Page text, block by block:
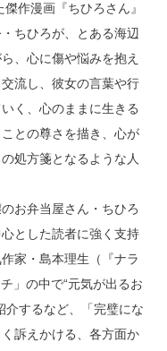
作漫画『ちひろさん』
ちひろが、とある海辺
、心に傷や悩みを抱え
流し、彼女の言葉や行
く、心のままに生きる
との尊さを描き、心が
処方箋となるような人
お弁当屋さん・ちひろ
とした読者に強く支持
家・島本理生（『ナラ
」の中で“元気が出るお
介するなど、「完璧にな
訴えかける、各方面か